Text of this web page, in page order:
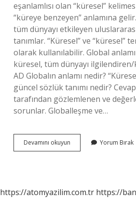
eşanlamlısı olan “küresel”
“küreye benzeyen” anlamına
tüm dünyayı etkileyen
tanımlar. “Küresel” ve “küresel”
olarak kullanılabilir. Global
küresel, tüm dünyayı
AD Globalın anlamı nedir?
güncel sözlük tanımı nedir?
tarafından gözlemlenen ve
sorunlar. Globalleşme ve…
Devamını okuyun
Kelimesinin
Yorum Bırak
https://atomyazilim.com.tr https://